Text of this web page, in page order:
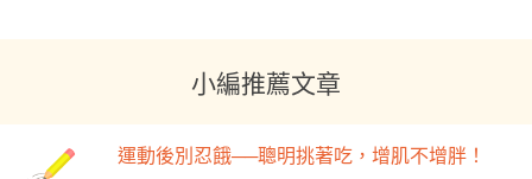
小編推薦文章
運動後別忍餓──聰明挑著吃，增肌不增胖！